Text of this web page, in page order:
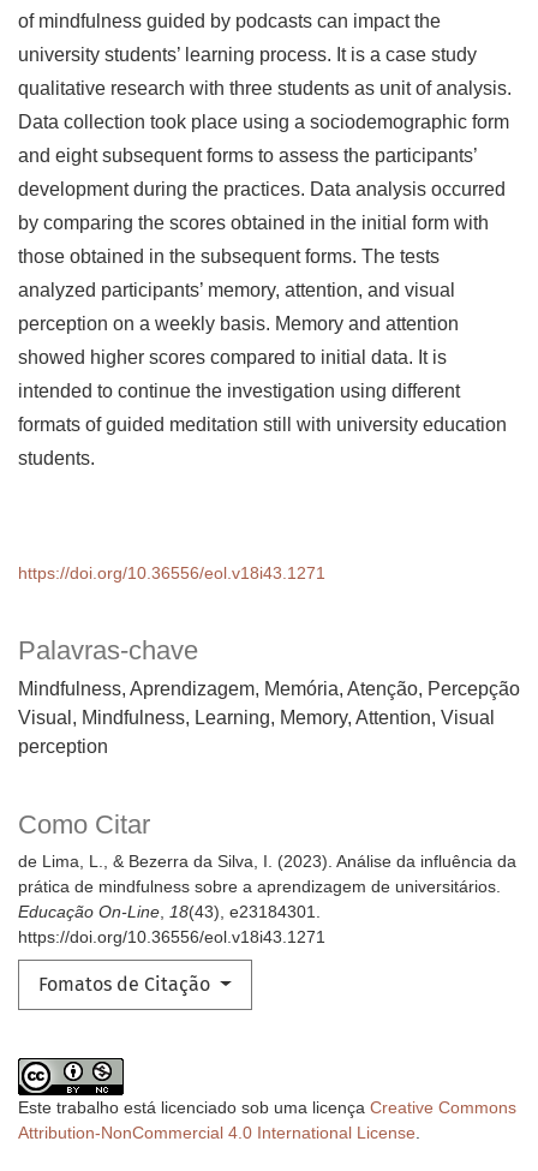
Palavras-chave
Mindfulness, Aprendizagem, Memória, Atenção, Percepção
Visual
Mindfulness, Learning, Memory, Attention, Visual
perception
Como Citar
de Lima, L., & Bezerra da Silva, I. (2023). Análise da influência da
prática de mindfulness sobre a aprendizagem de universitários.
Educação On-Line, 18(43), e23184301.
https://doi.org/10.36556/eol.v18i43.1271
Fomatos de Citação
of mindfulness guided by podcasts can impact the
university students’ learning process. It is a case study
qualitative research with three students as unit of analysis.
Data collection took place using a sociodemographic form
and eight subsequent forms to assess the participants’
development during the practices. Data analysis occurred
by comparing the scores obtained in the initial form with
those obtained in the subsequent forms. The tests
analyzed participants’ memory, attention, and visual
perception on a weekly basis. Memory and attention
showed higher scores compared to initial data. It is
intended to continue the investigation using different
formats of guided meditation still with university education
students.
https://doi.org/10.36556/eol.v18i43.1271
Este trabalho está licenciado sob uma licença Creative Commons
Attribution-NonCommercial 4.0 International License.